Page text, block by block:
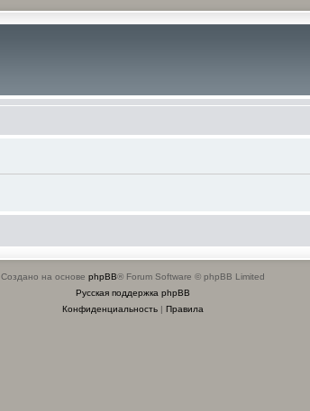
Создано на основе phpBB® Forum Software © phpBB Limited
Русская поддержка phpBB
Конфиденциальность| Правила